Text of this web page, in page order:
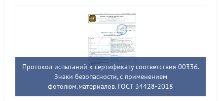
Протокол испытаний к сертификату соответствия 00336.
Знаки безопасности, с применением
фотолюм.материалов. ГОСТ 34428-2018